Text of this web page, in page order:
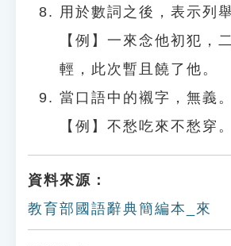
用於數詞之後，表示列舉
【例】一來念他初犯，
輕，此次暫且饒了他。
當口語中的襯字，無義。
【例】不愁吃來不愁穿。
資料來源：
教育部國語辭典簡編本_來